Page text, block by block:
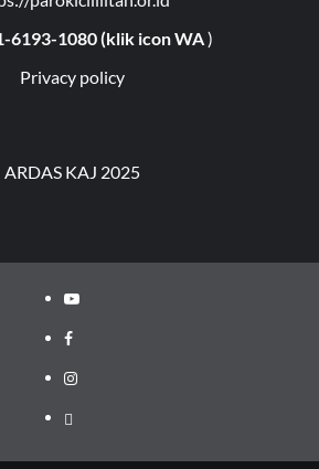
6193-1080 (klik icon WA)
Privacy policy
ARDAS KAJ 2025
Youtube
Facebook
Instagram
Privacy